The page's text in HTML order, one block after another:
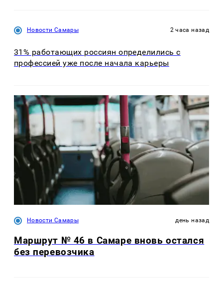
Новости Самары 2 часа назад
31% работающих россиян определились с
профессией уже после начала карьеры
Новости Самары день назад
Маршрут № 46 в Самаре вновь остался
без перевозчика